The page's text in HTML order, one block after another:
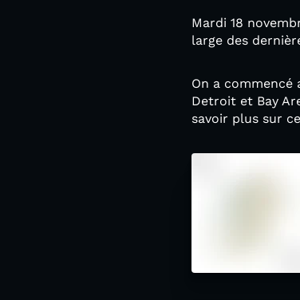
Mardi 18
large des
On a commencé
Detroit et Bay
savoir plus sur